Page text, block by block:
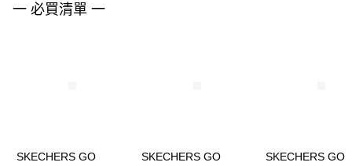
４．使用「AFTEE先享後付」時，將依據個別帳號之用戶狀況，依本公司即
一 必買清單 一
SKECHERS GO
SKECHERS GO
SKECHERS GO